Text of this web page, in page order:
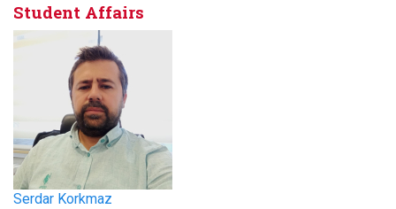
Student Affairs
Serdar Korkmaz